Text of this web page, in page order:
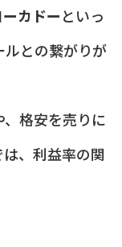
カドーといっ
ルとの繋がりが
格安を売りに
、利益率の関